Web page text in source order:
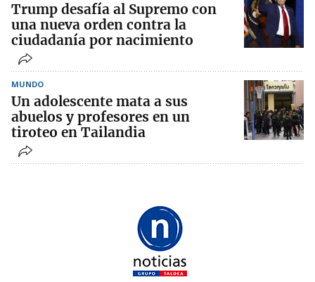
Trump desafía al Supremo con
una nueva orden contra la
ciudadanía por nacimiento
MUNDO
Un adolescente mata a sus
abuelos y profesores en un
tiroteo en Tailandia